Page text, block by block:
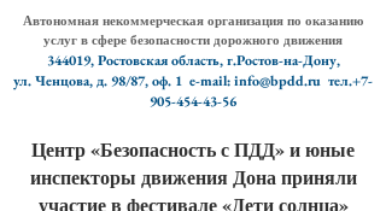
Автономная некоммерческая организация по оказанию
услуг в сфере безопасности дорожного движения
344019, Ростовская область, г.Ростов-на-Дону,
ул. Ченцова, д. 98/87, оф. 1 e-mail: info@bpdd.ru тел.+7-
905-454-43-56
Центр «Безопасность с ПДД» и юные
инспекторы движения Дона приняли
участие в фестивале «Дети солнца»